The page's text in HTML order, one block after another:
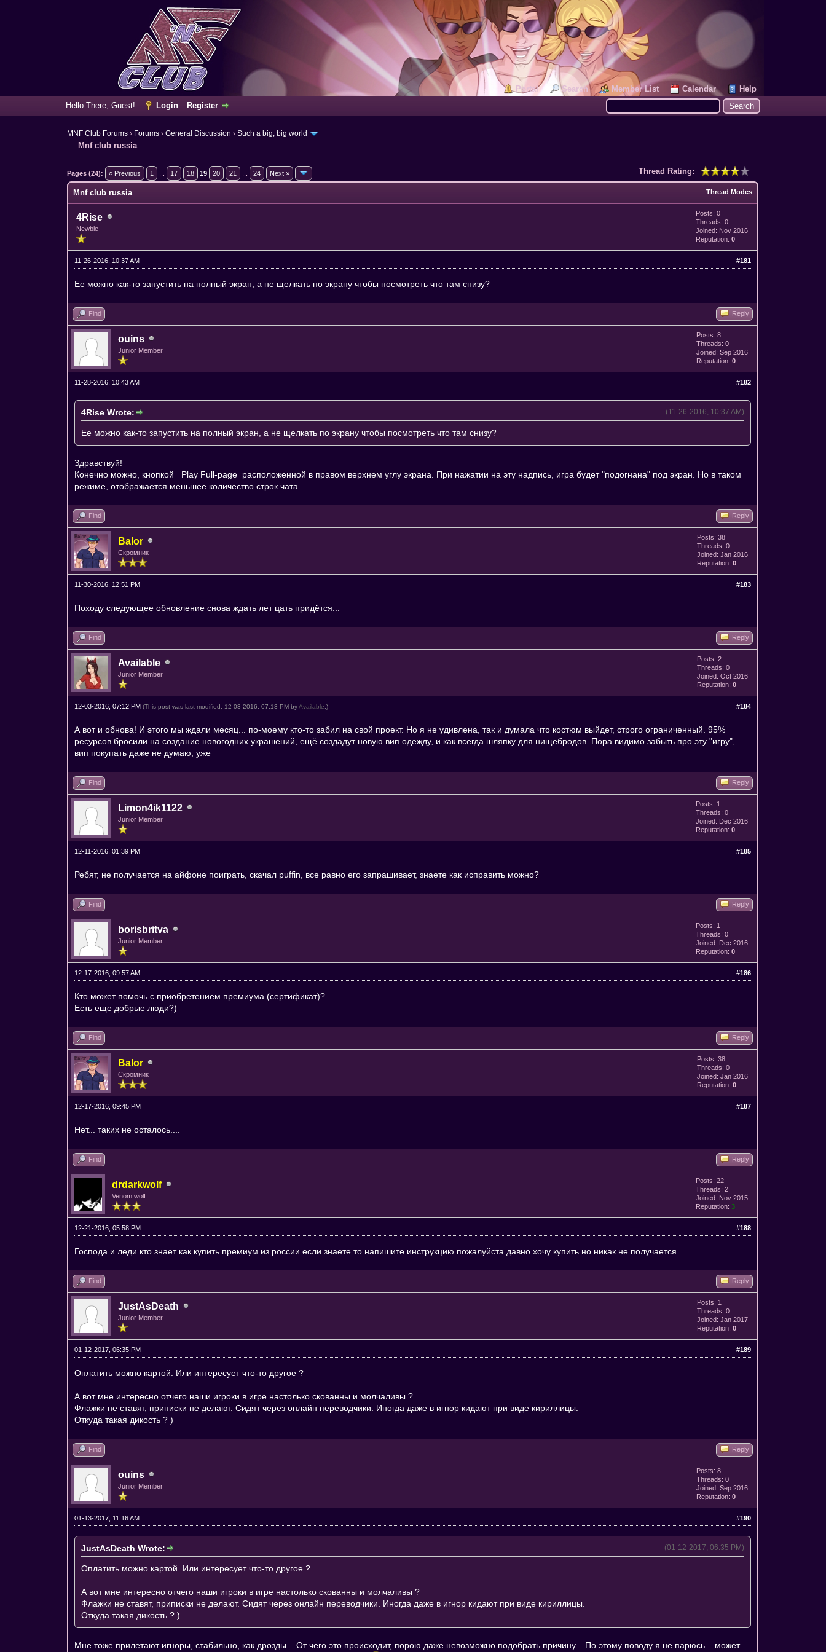
Portal Search Member List Calendar
Help
Hello There, Guest!
Login Register
MNF Club Forums › Forums ›General Discussion ›Such a big, big world
Mnf club russia
Pages (24): « Previous 1 17 18 19 20 21 24 Next » Thread Rating:
13 Vote(s) - 4.08 Average
1
2
3
4
5
Thread Modes
Mnf club russia
4Rise
Newbie
Posts: 0
Threads: 0
Joined: Nov 2016
Reputation:0
#181
11-26-2016, 10:37 AM
Ее можно как-то запустить на полный экран, а не щелкать по экрану чтобы посмотреть что там снизу?
Find Reply
ouins
Junior Member
Posts: 8
Threads: 0
Joined: Sep 2016
Reputation:0
#182
11-28-2016, 10:43 AM
(11-26-2016, 10:37 AM)
4Rise Wrote:
Ее можно как-то запустить на полный экран, а не щелкать по экрану чтобы посмотреть что там снизу?
Здравствуй!
Конечно можно, кнопкой Play Full-page расположенной в правом верхнем углу экрана. При нажатии на эту надпись, игра будет "подогнана" под экран. Но в таком
режиме, отображается меньшее количество строк чата.
Find Reply
Balor
Скромник
Posts: 38
Threads: 0
Joined: Jan 2016
Reputation:0
#183
11-30-2016, 12:51 PM
Походу следующее обновление снова ждать лет цать придётся...
Find Reply
Available
Junior Member
Posts: 2
Threads: 0
Joined: Oct 2016
Reputation:0
#184
12-03-2016, 07:12 PM(This post was last modified: 12-03-2016, 07:13 PM byAvailable .)
А вот и обнова! И этого мы ждали месяц... по-моему кто-то забил на свой проект. Но я не удивлена, так и думала что костюм выйдет, строго ограниченный. 95%
ресурсов бросили на создание новогодних украшений, ещё создадут новую вип одежду, и как всегда шляпку для нищебродов. Пора видимо забыть про эту "игру",
вип покупать даже не думаю, уже
Find Reply
Limon4ik1122
Junior Member
Posts: 1
Threads: 0
Joined: Dec 2016
Reputation:0
#185
12-11-2016, 01:39 PM
Ребят, не получается на айфоне поиграть, скачал puffin, все равно его запрашивает, знаете как исправить можно?
Find Reply
borisbritva
Junior Member
Posts: 1
Threads: 0
Joined: Dec 2016
Reputation:0
#186
12-17-2016, 09:57 AM
Кто может помочь с приобретением премиума (сертификат)?
Есть еще добрые люди?)
Find Reply
Balor
Скромник
Posts: 38
Threads: 0
Joined: Jan 2016
Reputation:0
#187
12-17-2016, 09:45 PM
Нет... таких не осталось....
Find Reply
drdarkwolf
Venom wolf
Posts: 22
Threads: 2
Joined: Nov 2015
Reputation:3
#188
12-21-2016, 05:58 PM
Господа и леди кто знает как купить премиум из россии если знаете то напишите инструкцию пожалуйста давно хочу купить но никак не получается
Find Reply
JustAsDeath
Junior Member
Posts: 1
Threads: 0
Joined: Jan 2017
Reputation:0
#189
01-12-2017, 06:35 PM
Оплатить можно картой. Или интересует что-то другое ?
А вот мне интересно отчего наши игроки в игре настолько скованны и молчаливы ?
Флажки не ставят, приписки не делают. Сидят через онлайн переводчики. Иногда даже в игнор кидают при виде кириллицы.
Откуда такая дикость ? )
Find Reply
ouins
Junior Member
Posts: 8
Threads: 0
Joined: Sep 2016
Reputation:0
#190
01-13-2017, 11:16 AM
(01-12-2017, 06:35 PM)
JustAsDeath Wrote:
Оплатить можно картой. Или интересует что-то другое ?
А вот мне интересно отчего наши игроки в игре настолько скованны и молчаливы ?
Флажки не ставят, приписки не делают. Сидят через онлайн переводчики. Иногда даже в игнор кидают при виде кириллицы.
Откуда такая дикость ? )
Мне тоже прилетают игноры, стабильно, как дрозды... От чего это происходит, порою даже невозможно подобрать причину... По этому поводу я не парюсь... может